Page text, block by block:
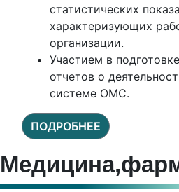
статистических
характеризующих
организации.
Участием в
отчетов о
системе ОМС.
ПОДРОБНЕЕ